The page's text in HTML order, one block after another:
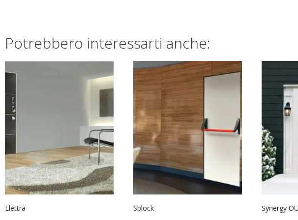
Potrebbero interessarti anche:
Elettra Sblock Synergy